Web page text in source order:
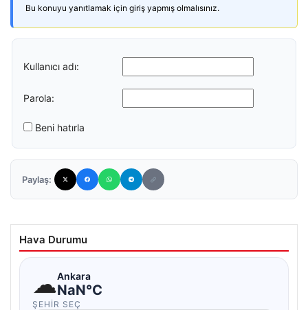
Bu konuyu yanıtlamak için giriş yapmış olmalısınız.
Kullanıcı adı:
Parola:
Beni hatırla
Paylaş:
Hava Durumu
☁Ankara
NaN°C
ŞEHIR SEÇ